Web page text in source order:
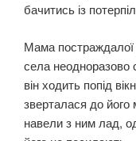
бачитись із
Мама постраждалої
села неодноразово
він ходить попід
зверталася до його
навели з ним лад,